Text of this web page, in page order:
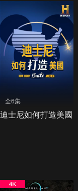
全6集
迪士尼如何打造美國